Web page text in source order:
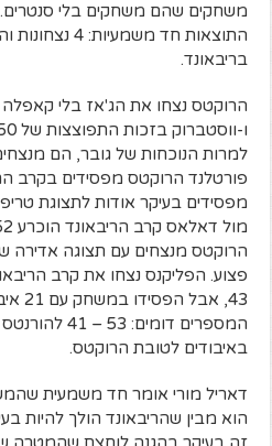
משחקים שהם משחקים בלי
התוצאות חד
בריבאונד.
הרוקטס נצחו את הג'אז בלי קאפלה
מפסידים בעיקר אודות לתצוגת
הרוקטס מנצחים עם תצוגה אדירה
43,
באיבודים לטובת הרוקטס.
דאריל מורי אומר חד משמעית
הוא מבין שהריבאונד הולך להיות